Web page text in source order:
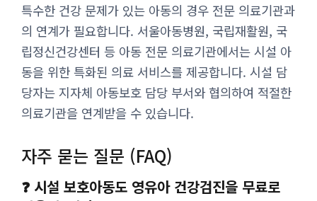
특수한 건강 문제가 있는 아동의 경우 전문 의료기관과
의 연계가 필요합니다. 서울아동병원, 국립재활원, 국
립정신건강센터 등 아동 전문 의료기관에서는 시설 아
동을 위한 특화된 의료 서비스를 제공합니다. 시설 담
당자는 지자체 아동보호 담당 부서와 협의하여 적절한
의료기관을 연계받을 수 있습니다.
자주 묻는 질문 (FAQ)
❓ 시설 보호아동도 영유아 건강검진을 무료로